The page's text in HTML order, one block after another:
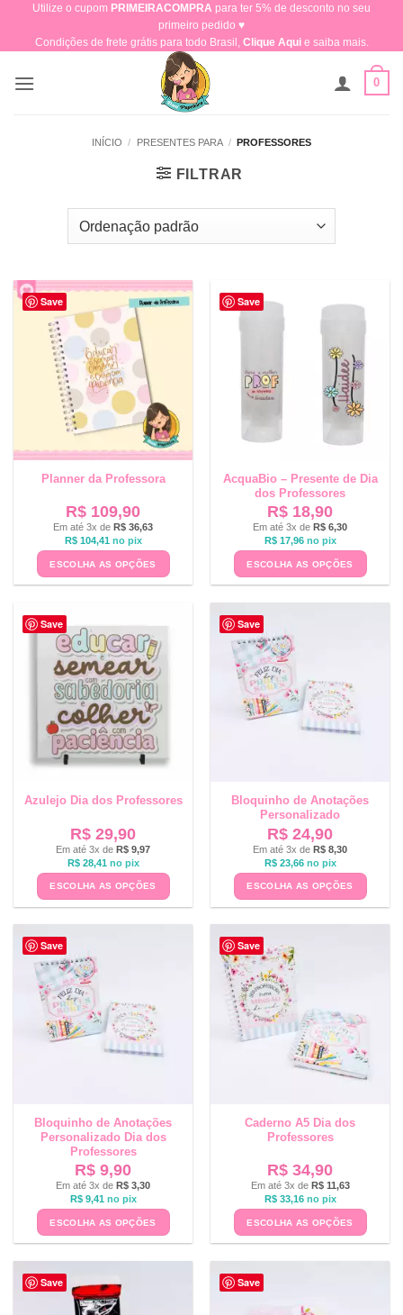
content
Utilize o cupom PRIMEIRACOMPRA para ter 5% de desconto no seu
primeiro pedido ♥​
Condições de frete grátis para todo Brasil, Clique Aquie saiba mais.
0
INÍCIO / PRESENTES PARA / PROFESSORES
FILTRAR
Save
Planner da Professora
R$ 109,90
Em até 3x de R$ 36,63
R$104,41 no pix
ESCOLHA AS OPÇÕES
Save
AcquaBio – Presente de Dia
dos Professores
R$ 18,90
Em até 3x de R$ 6,30
R$17,96 no pix
ESCOLHA AS OPÇÕES
Save
Azulejo Dia dos Professores
R$ 29,90
Em até 3x de R$ 9,97
R$28,41 no pix
ESCOLHA AS OPÇÕES
Save
Bloquinho de Anotações
Personalizado
R$ 24,90
Em até 3x de R$ 8,30
R$23,66 no pix
ESCOLHA AS OPÇÕES
Save
Bloquinho de Anotações
Personalizado Dia dos
Professores
R$ 9,90
Em até 3x de R$ 3,30
R$9,41 no pix
ESCOLHA AS OPÇÕES
Save
Caderno A5 Dia dos
Professores
R$ 34,90
Em até 3x de R$11,63
R$33,16 no pix
ESCOLHA AS OPÇÕES
Save Save